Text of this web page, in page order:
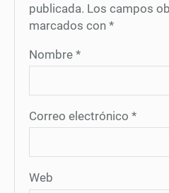
publicada. Los campos
marcados con *
Nombre *
Correo electrónico *
Web